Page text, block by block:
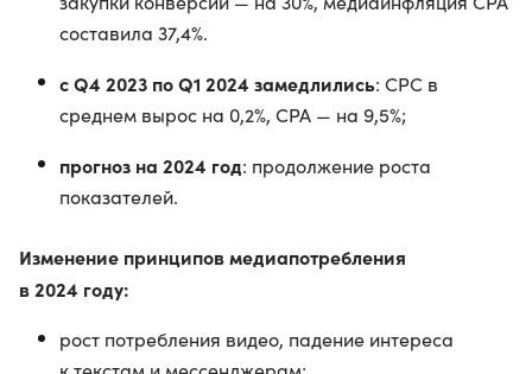
составила 37,4%.
с Q4 2023 по Q1 2024 замедлились: CPC в
среднем вырос на 0,2%, CPA — на 9,5%;
прогноз на 2024 год: продолжение роста
показателей.
Изменение принципов медиапотребления
в 2024 году:
рост потребления видео, падение интереса